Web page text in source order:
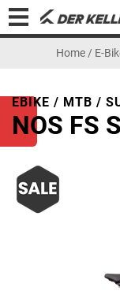
Home/ E-
EBIKE / MTB /
NOS FS